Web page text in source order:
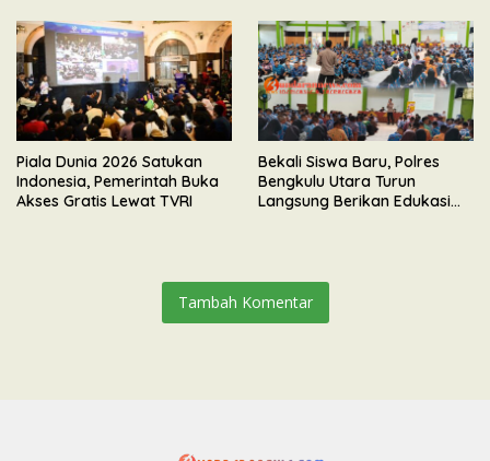
Nasional
Piala Dunia 2026 Satukan
Indonesia, Pemerintah Buka
Akses Gratis Lewat TVRI
Bekali Siswa Baru, Polres
Bengkulu Utara Turun
Langsung Berikan Edukasi
Tambah Komentar